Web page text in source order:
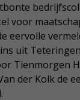
voor
eervolle
uit
Tienmorgen
der Kolk de